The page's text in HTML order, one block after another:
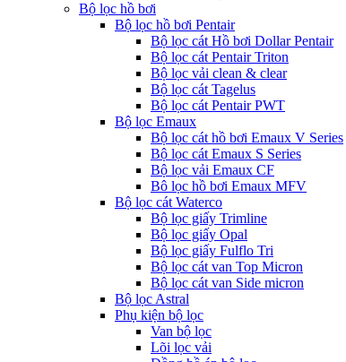
Bộ lọc hồ bơi
Bộ lọc hồ bơi Pentair
Bộ lọc cát Hồ bơi Dollar Pentair
Bộ lọc cát Pentair Triton
Bộ lọc vải clean & clear
Bộ lọc cát Tagelus
Bộ lọc cát Pentair PWT
Bộ lọc Emaux
Bộ lọc cát hồ bơi Emaux V Series
Bộ lọc cát Emaux S Series
Bộ lọc vải Emaux CF
Bô lọc hồ bơi Emaux MFV
Bộ lọc cát Waterco
Bộ lọc giấy Trimline
Bộ lọc giấy Opal
Bộ lọc giấy Fulflo Tri
Bộ lọc cát van Top Micron
Bộ lọc cát van Side micron
Bộ lọc Astral
Phụ kiện bộ lọc
Van bộ lọc
Lõi lọc vải